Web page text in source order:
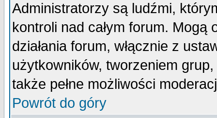
Administratorzy są ludźmi,
kontroli nad całym forum.
działania forum, włącznie z
użytkowników, tworzeniem
także pełne możliwości
Powrót do góry